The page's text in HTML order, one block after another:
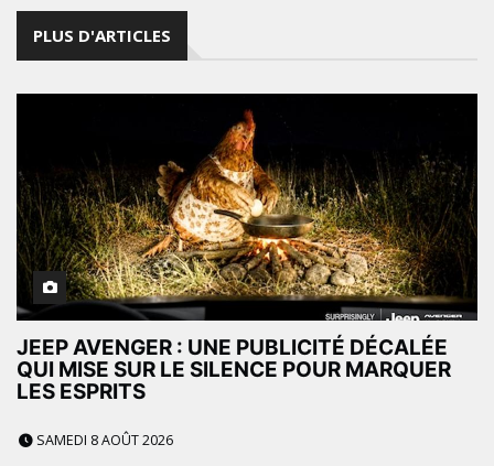
PLUS D'ARTICLES
JEEP AVENGER : UNE PUBLICITÉ DÉCALÉE
QUI MISE SUR LE SILENCE POUR MARQUER
LES ESPRITS
SAMEDI 8 AOÛT 2026